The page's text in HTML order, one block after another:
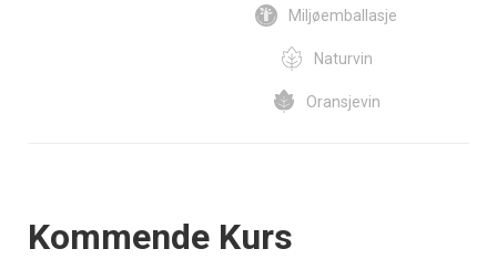
Miljøemballasje
Naturvin
Oransjevin
Events
Kommende Kurs